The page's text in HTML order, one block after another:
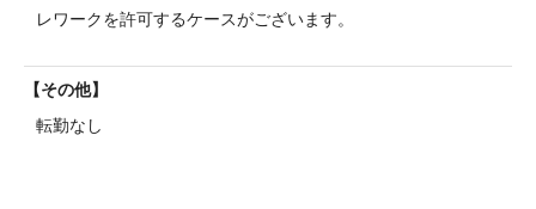
レワークを許可するケースがございます。
その他
転勤なし